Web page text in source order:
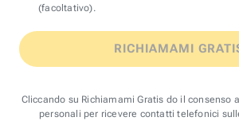
(facoltativo).
RICHIAMAMI
Cliccando su Richiamami Gratis do il consenso
personali per ricevere contatti telefonici